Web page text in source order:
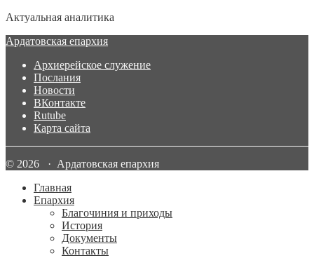
Актуальная аналитика
Ардатовская епархия
Архиерейское служение
Послания
Новости
ВКонтакте
Rutube
Карта сайта
© 2026 · Ардатовская епархия
Главная
Епархия
Благочиния и приходы
История
Документы
Контакты